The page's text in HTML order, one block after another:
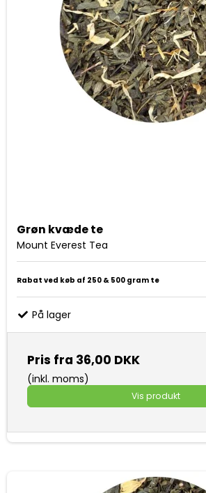
Grøn kvæde te
Mount Everest Tea
Rabat ved køb af 250 & 500 gram te
På lager
Pris fra 36,00 DKK
(inkl. moms)
Vis produkt